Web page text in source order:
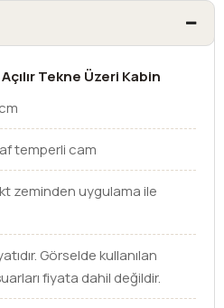
Tekne Üzeri Kabin
temperli cam
zeminden uygulama ile
Görselde kullanılan
fiyata dahil değildir.